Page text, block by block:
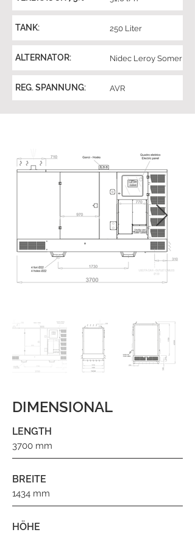
TANK: 250 Liter
ALTERNATOR: Nidec Leroy Somer
REG. SPANNUNG: AVR
DIMENSIONAL
LENGTH
3700 mm
BREITE
1434 mm
HÖHE